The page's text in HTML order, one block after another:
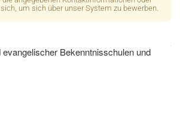
um sich über unser System zu bewerben.